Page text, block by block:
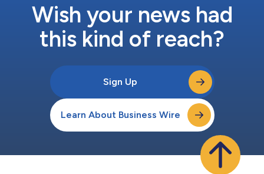
Wish your news had
this kind of reach?
Sign Up
Learn About Business Wire